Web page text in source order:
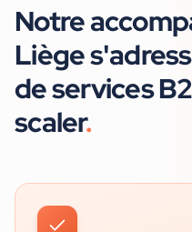
Notre
Liège
de services
scaler.